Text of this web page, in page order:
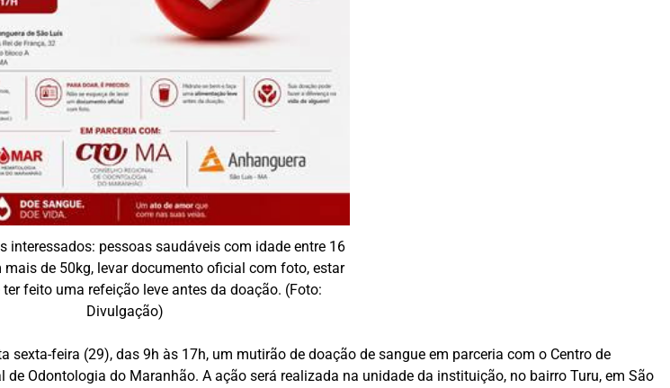
interessados: pessoas saudáveis com idade entre 16
mais de 50kg, levar documento oficial com foto, estar
feito uma refeição leve antes da doação. (Foto:
Divulgação)
sexta-feira (29), das 9h às 17h, um mutirão de doação de sangue em parceria com o Centro de
de Odontologia do Maranhão. A ação será realizada na unidade da instituição, no bairro Turu, em São